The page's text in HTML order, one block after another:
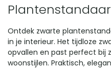
Ontdek zwarte
in je interieur. Het tijdloze
opvallen en past perfect bij
woonstijlen. Praktisch,